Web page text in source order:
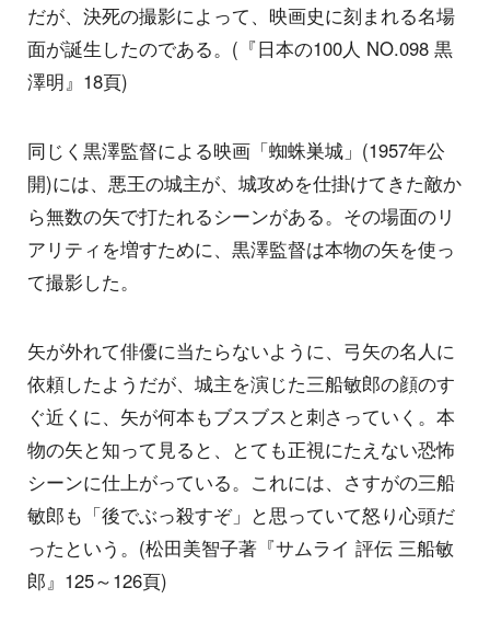
だが、決死の撮影によって、映画史に刻まれる名場
面が誕生したのである。(『日本の100人 NO.098 黒
澤明』18頁)
同じく黒澤監督による映画「蜘蛛巣城」(1957年公
開)には、悪王の城主が、城攻めを仕掛けてきた敵か
ら無数の矢で打たれるシーンがある。その場面のリ
アリティを増すために、黒澤監督は本物の矢を使っ
て撮影した。
矢が外れて俳優に当たらないように、弓矢の名人に
依頼したようだが、城主を演じた三船敏郎の顔のす
ぐ近くに、矢が何本もブスブスと刺さっていく。本
物の矢と知って見ると、とても正視にたえない恐怖
シーンに仕上がっている。これには、さすがの三船
敏郎も「後でぶっ殺すぞ」と思っていて怒り心頭だ
ったという。(松田美智子著『サムライ 評伝 三船敏
郎』125～126頁)